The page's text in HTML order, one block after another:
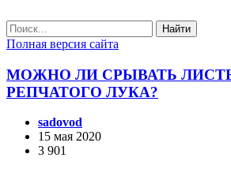
Найти
Полная версия сайта
МОЖНО ЛИ СРЫВАТЬ
РЕПЧАТОГО ЛУКА?
sadovod
15 мая 2020
3 901